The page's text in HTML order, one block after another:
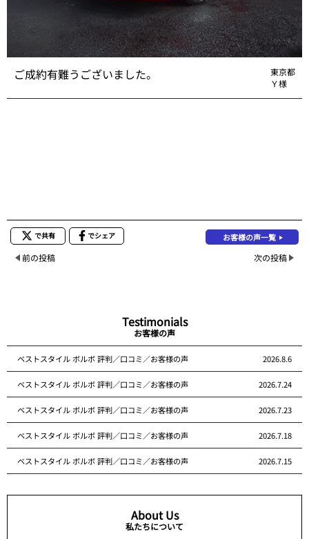
ご成約有難うございました。
東京都
Ｙ様
で共有 でシェア お客様の声一覧
前の投稿 次の投稿
Testimonials
お客様の声
ベストスタイル ボルボ 評判／口コミ／お客様の声 2026.8.6
ベストスタイル ボルボ 評判／口コミ／お客様の声 2026.7.24
ベストスタイル ボルボ 評判／口コミ／お客様の声 2026.7.23
ベストスタイル ボルボ 評判／口コミ／お客様の声 2026.7.18
ベストスタイル ボルボ 評判／口コミ／お客様の声 2026.7.15
About Us
私たちについて